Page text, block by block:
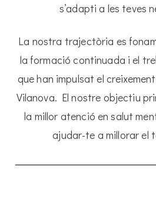
s’adapti a les teves
La nostra trajectòria es
la formació continuada i el
que han impulsat el
Vilanova. El nostre objectiu
la millor atenció en salut
ajudar-te a millorar el